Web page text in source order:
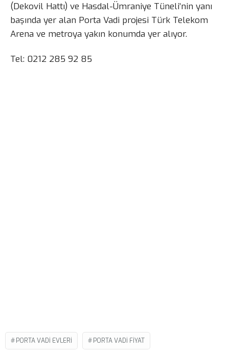
(Dekovil Hattı) ve Hasdal-Ümraniye Tüneli’nin yanı
başında yer alan Porta Vadi projesi Türk Telekom
Arena ve metroya yakın konumda yer alıyor.
Tel: 0212 285 92 85
PORTA VADI EVLERI PORTA VADI FIYAT